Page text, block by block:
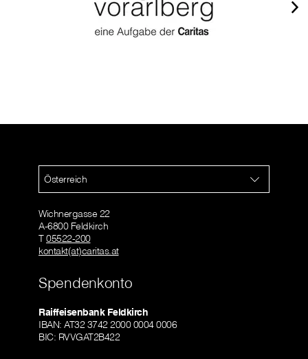
Österreich
Wichnergasse 22
A-6800 Feldkirch
T05522-200
kontakt(at)caritas.at
Spendenkonto
Raiffeisenbank Feldkirch
IBAN: AT32 3742 2000 0004 0006
BIC: RVVGAT2B422